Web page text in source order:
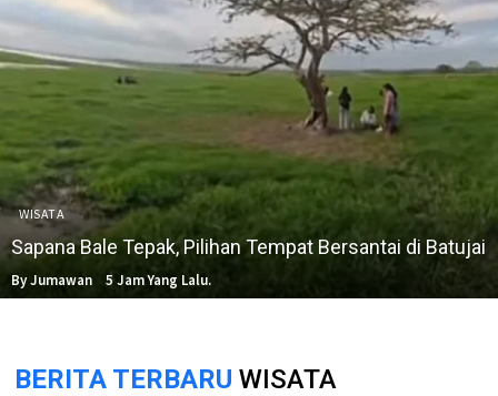
WISATA
Sapana Bale Tepak, Pilihan Tempat Bersantai di Batujai
By Jumawan 5 Jam Yang Lalu.
BERITA TERBARU WISATA